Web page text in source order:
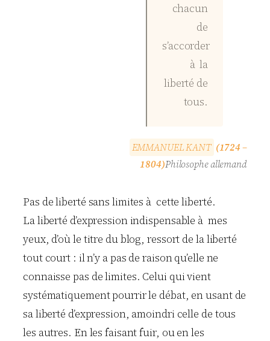
chacun
de
s’accorder
à la
liberté de
tous.
EMMANUELKANT (1724 –
1804)Philosophe allemand
Pas de liberté sans limites à cette liberté.
La liberté d’expression indispensable à mes
yeux, d’où le titre du blog, ressort de la liberté
tout court : il n’y a pas de raison qu’elle ne
connaisse pas de limites. Celui qui vient
systématiquement pourrir le débat, en usant de
sa liberté d’expression, amoindri celle de tous
les autres. En les faisant fuir, ou en les